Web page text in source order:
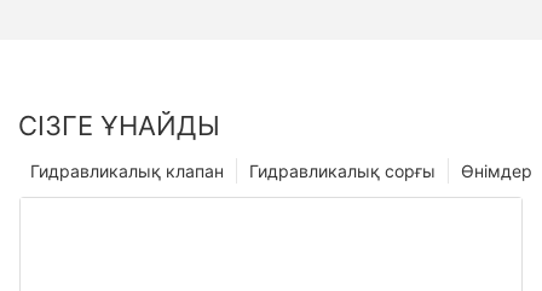
СІЗГЕ ҰНАЙДЫ
Өнімдер
Гидравликалық сорғы
Гидравликалық клапан